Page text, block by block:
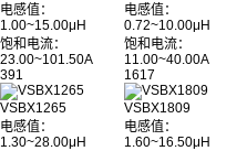
电感值：
1.00~15.00μH
饱和电流：
23.00~101.50A
391
电感值：
0.72~10.00μH
饱和电流：
11.00~40.00A
1617
VSBX1265
电感值：
1.30~28.00μH
VSBX1809
电感值：
1.60~16.50μH